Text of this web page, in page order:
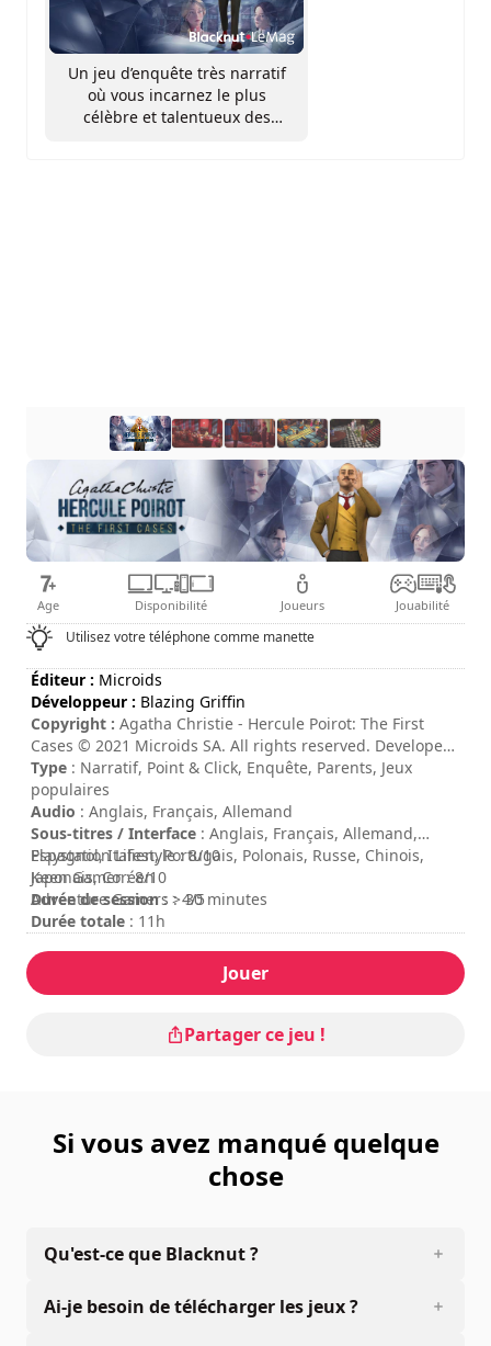
Un jeu d’enquête très narratif
où vous incarnez le plus
célèbre et talentueux des
Age Disponibilité Joueurs Jouabilité
Utilisez votre téléphone comme manette
Éditeur : Microids
Développeur : Blazing Griffin
Copyright : Agatha Christie - Hercule Poirot: The First
Cases © 2021 Microids SA. All rights reserved. Developed
by Blazing Griffin Limited. Published by Microids SA. All
rights reserved. AGATHA CHRISTIE, POIROT, the Agatha
Christie Signature and the AC Monogram logo are
registered trademarks of Agatha Christie Limited in the
UK and elsewhere. All rights reserved.
Type : Narratif, Point & Click, Enquête, Parents, Jeux
populaires
Audio : Anglais, Français, Allemand
Sous-titres / Interface : Anglais, Français, Allemand,
Espagnol, Italien, Portugais, Polonais, Russe, Chinois,
Japonais, Coréen
Durée de session: > 30 minutes
Durée totale : 11h
Note
Playstation Lifestyle : 8/10
Keen Gamer : 8/10
Adventure Gamers : 4/5
Jouer
Partager ce jeu !
Si vous avez manqué quelque
chose
Qu'est-ce que Blacknut ?
Ai-je besoin de télécharger les jeux ?